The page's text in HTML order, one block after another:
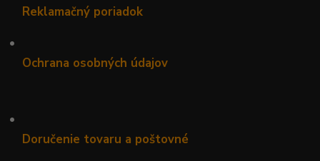
Reklamačný poriadok
•
Ochrana osobných údajov
•
Doručenie tovaru a poštovné